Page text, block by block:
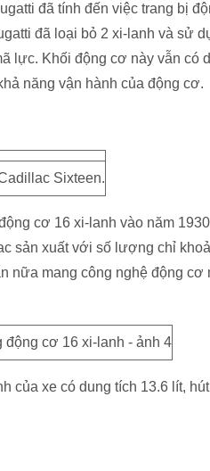
đã tính đến việc trang bị
đã loại bỏ 2 xi-lanh và sử
lực. Khối động cơ này vẫn có
năng vận hành của động cơ.
Sixteen.
cơ 16 xi-lanh vào năm
sản xuất với số lượng chỉ
nữa mang công nghệ động cơ
của xe có dung tích 13.6 lít,